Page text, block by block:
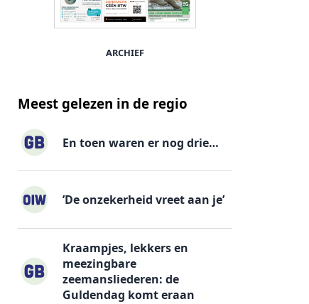
ARCHIEF
Meest gelezen in de regio
En toen waren er nog drie…
’De onzekerheid vreet aan je’
Kraampjes, lekkers en
meezingbare
zeemansliederen: de
Guldendag komt eraan